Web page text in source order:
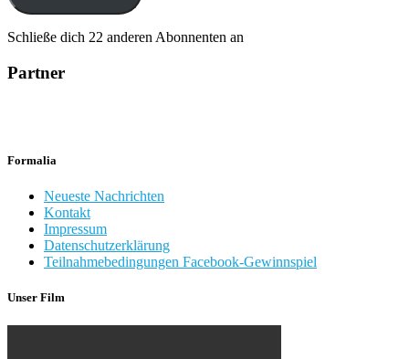
Schließe dich 22 anderen Abonnenten an
Partner
Formalia
Neueste Nachrichten
Kontakt
Impressum
Datenschutzerklärung
Teilnahmebedingungen Facebook-Gewinnspiel
Unser Film